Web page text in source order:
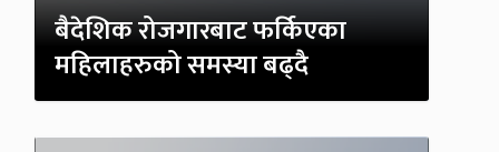
बैदेशिक रोजगारबाट फर्किएका
महिलाहरुको समस्या बढ्दै